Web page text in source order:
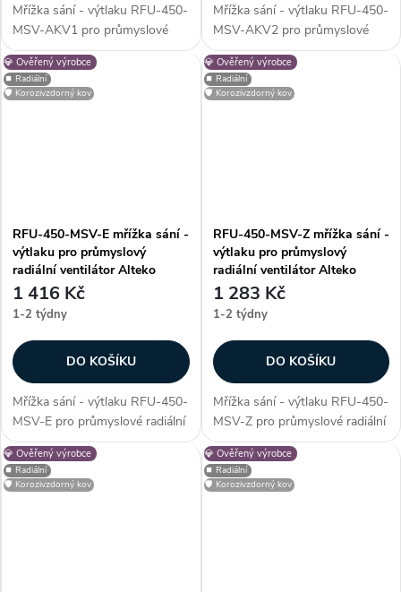
Mřížka sání - výtlaku RFU-450-
MSV-AKV1 pro průmyslové
radiální ventilátory řady RFU -
450. Mřížka slouží jako
ochranný prvek, který zabrání
Mřížka sání - výtlaku RFU-450-
MSV-AKV2 pro průmyslové
radiální ventilátory řady RFU -
450. Mřížka slouží jako
ochranný prvek, který zabrání
💎 Ověřený výrobce
⏹️ Radiální
🛡️ Korozivzdorný kov
RFU-450-MSV-E mřížka sání -
výtlaku pro průmyslový
radiální ventilátor Alteko
1 416 Kč
1-2 týdny
DO KOŠÍKU
Mřížka sání - výtlaku RFU-450-
MSV-E pro průmyslové radiální
ventilátory řady RFU - 450.
Mřížka slouží jako ochranný
prvek, který zabrání vniknutí
💎 Ověřený výrobce
⏹️ Radiální
🛡️ Korozivzdorný kov
RFU-450-MSV-Z mřížka sání -
výtlaku pro průmyslový
radiální ventilátor Alteko
1 283 Kč
1-2 týdny
DO KOŠÍKU
Mřížka sání - výtlaku RFU-450-
MSV-Z pro průmyslové radiální
ventilátory řady RFU - 450.
Mřížka slouží jako ochranný
prvek, který zabrání vniknutí
💎 Ověřený výrobce
⏹️ Radiální
🛡️ Korozivzdorný kov
💎 Ověřený výrobce
⏹️ Radiální
🛡️ Korozivzdorný kov